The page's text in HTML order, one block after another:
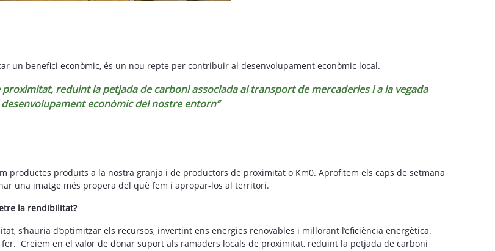
un benefici econòmic, és un nou repte per contribuir al desenvolupament econòmic local.
reduint la petjada de carboni associada al transport de mercaderies i a la vegada
econòmic del nostre entorn”
productes produïts a la nostra granja i de productors de proximitat o Km0. Aprofitem els caps de setmana
una imatge més propera del què fem i apropar-los al territori.
la rendibilitat?
s’hauria d’optimitzar els recursos, invertint ens energies renovables i millorant l’eficiència energètica.
Creiem en el valor de donar suport als ramaders locals de proximitat, reduint la petjada de carboni